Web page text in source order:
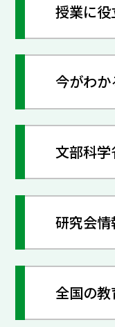
授業に
今がわか
文部科学
研究会情
全国の教